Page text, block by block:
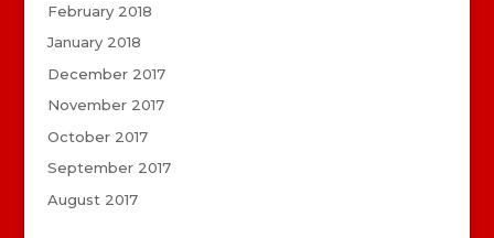
February 2018
January 2018
December 2017
November 2017
October 2017
September 2017
August 2017